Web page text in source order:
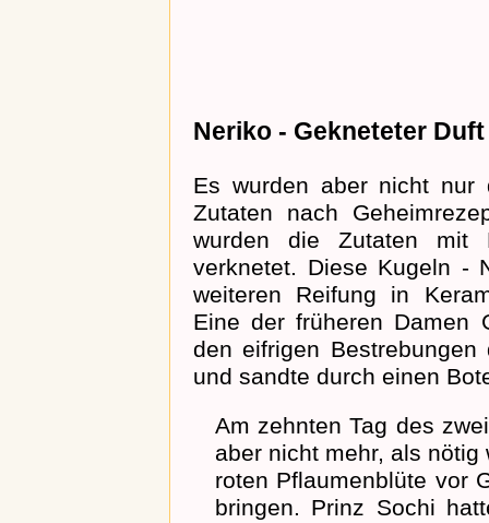
Neriko - Gekneteter Duft
Es wurden aber nicht nur
Zutaten nach
wurden die Zutaten mit
verknetet. Diese Kugeln -
weiteren Reifung in
Eine der früheren Damen
den eifrigen
und sandte durch einen
Am zehnten Tag des
aber nicht mehr, als
roten Pflaumenblüte vor
bringen. Prinz Sochi